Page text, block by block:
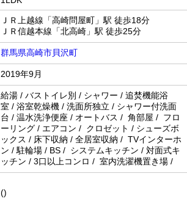
ＪＲ上越線「高崎問屋町」駅 徒歩18分
ＪＲ信越本線「北高崎」駅 徒歩25分
群馬県高崎市貝沢町
2019年9月
給湯 / バストイレ別 / シャワー / 追焚機能浴
室 / 浴室乾燥機 / 洗面所独立 / シャワー付洗面
台 / 温水洗浄便座 / オートバス / 角部屋 / フロ
ーリング / エアコン / クロゼット / シューズボ
ックス / 床下収納 / 全居室収納 / TVインターホ
ン / 駐輪場 / BS / システムキッチン / 対面式キ
ッチン / 3口以上コンロ / 室内洗濯機置き場 /
()